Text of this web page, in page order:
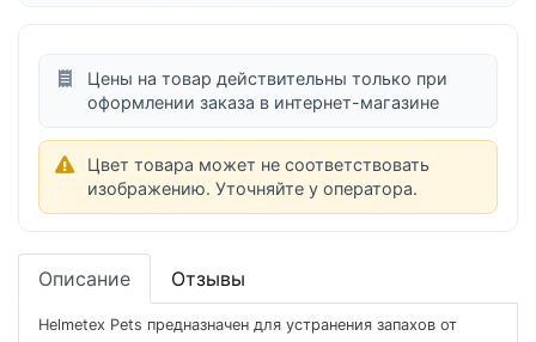
Цены на товар действительны только при
оформлении заказа в интернет-магазине
Цвет товара может не соответствовать
изображению. Уточняйте у оператора.
Описание Отзывы
Helmetex Pets предназначен для устранения запахов от